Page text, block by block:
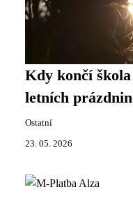
Kdy končí
letních prázdnin
Ostatní
23. 05. 2026